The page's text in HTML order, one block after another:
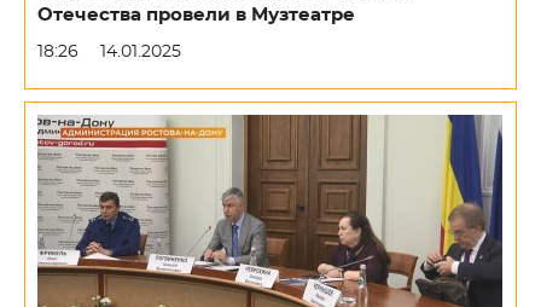
Отечества провели в Музтеатре
18:26 14.01.2025